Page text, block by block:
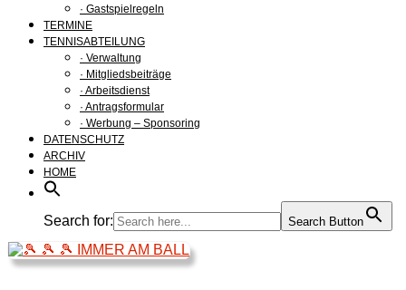
· Gastspielregeln
TERMINE
TENNISABTEILUNG
· Verwaltung
· Mitgliedsbeiträge
· Arbeitsdienst
· Antragsformular
· Werbung – Sponsoring
DATENSCHUTZ
ARCHIV
HOME
Search for: Search Button